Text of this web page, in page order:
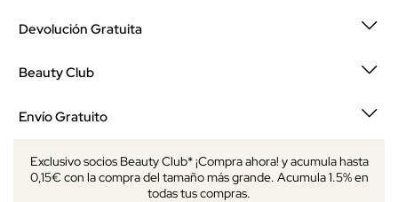
Devolución Gratuita
Beauty Club
Envío Gratuito
Exclusivo socios Beauty Club* ¡Compra ahora! y acumula hasta
0,15€ con la compra del tamaño más grande. Acumula 1.5% en
todas tus compras.